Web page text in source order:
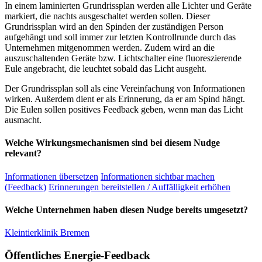
In einem laminierten Grundrissplan werden alle Lichter und Geräte
markiert, die nachts ausgeschaltet werden sollen. Dieser
Grundrissplan wird an den Spinden der zuständigen Person
aufgehängt und soll immer zur letzten Kontrollrunde durch das
Unternehmen mitgenommen werden. Zudem wird an die
auszuschaltenden Geräte bzw. Lichtschalter eine fluoreszierende
Eule angebracht, die leuchtet sobald das Licht ausgeht.
Der Grundrissplan soll als eine Vereinfachung von Informationen
wirken. Außerdem dient er als Erinnerung, da er am Spind hängt.
Die Eulen sollen positives Feedback geben, wenn man das Licht
ausmacht.
Welche Wirkungsmechanismen sind bei diesem Nudge
relevant?
Informationen übersetzen Informationen sichtbar machen
(Feedback) Erinnerungen bereitstellen / Auffälligkeit erhöhen
Welche Unternehmen haben diesen Nudge bereits umgesetzt?
Kleintierklinik Bremen
Öffentliches Energie-Feedback